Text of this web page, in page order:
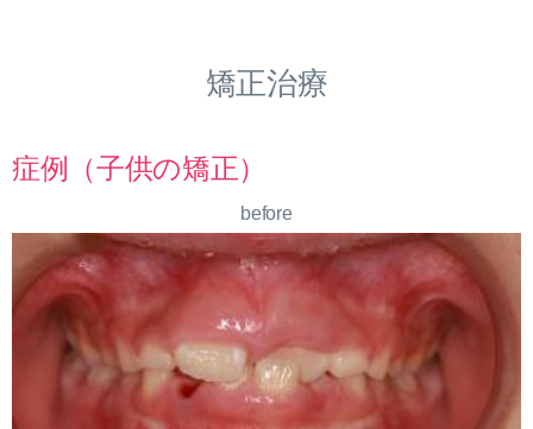
矯正治療
症例（子供の矯正）
before